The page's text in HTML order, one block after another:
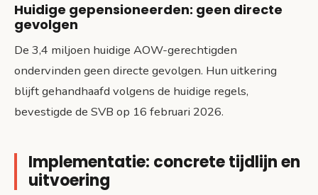
Huidige gepensioneerden: geen directe
gevolgen
De 3,4 miljoen huidige AOW-gerechtigden
ondervinden geen directe gevolgen. Hun uitkering
blijft gehandhaafd volgens de huidige regels,
bevestigde de SVB op 16 februari 2026.
Implementatie: concrete tijdlijn en
uitvoering